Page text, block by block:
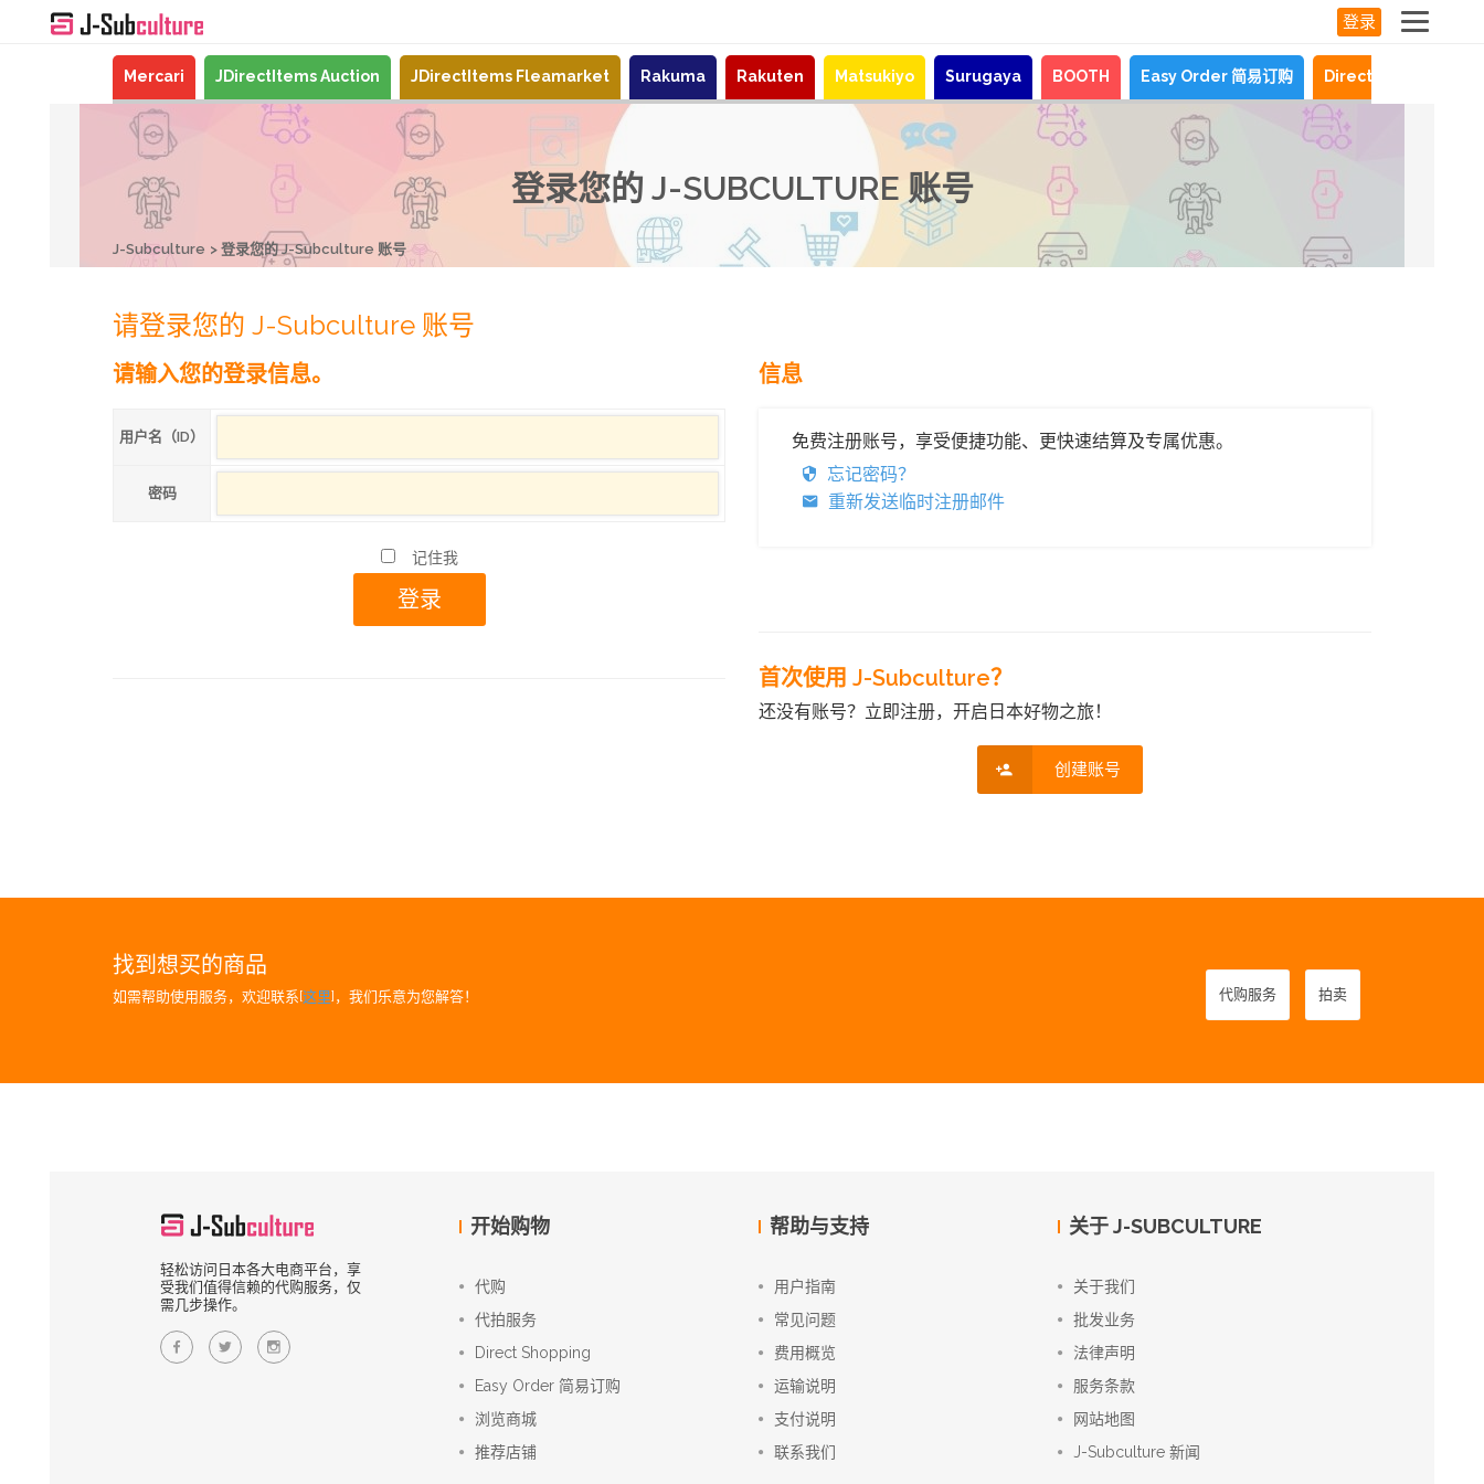
登录
Mercari JDirectItems Auction JDirectItems Fleamarket Rakuma Rakuten Matsukiyo Surugaya BOOTH Easy Order 简易订购 Direct Shopping
登录您的 J-SUBCULTURE 账号
J-Subculture 登录您的 J-Subculture 账号
请登录您的 J-Subculture 账号
请输入您的登录信息。
用户名（ID）
密码
记住我
信息
免费注册账号，享受便捷功能、更快速结算及专属优惠。
忘记密码？
重新发送临时注册邮件
首次使用 J-Subculture？
还没有账号？立即注册，开启日本好物之旅！
创建账号
找到想买的商品
如需帮助使用服务，欢迎联系[这里]，我们乐意为您解答！ 代购服务 拍卖
轻松访问日本各大电商平台，享
受我们值得信赖的代购服务，仅
需几步操作。
开始购物
代购
代拍服务
Direct Shopping
Easy Order 简易订购
浏览商城
推荐店铺
帮助与支持
用户指南
常见问题
费用概览
运输说明
支付说明
联系我们
关于 J-SUBCULTURE
关于我们
批发业务
法律声明
服务条款
网站地图
J-Subculture 新闻